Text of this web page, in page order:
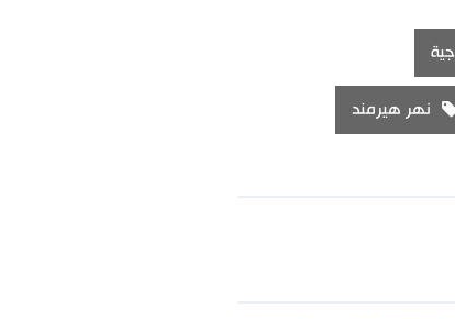
نهر هيرمند